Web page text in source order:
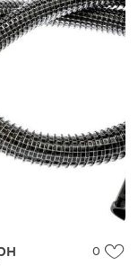
0